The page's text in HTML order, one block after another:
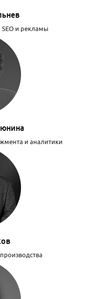
SEO и рекламы
и аналитики